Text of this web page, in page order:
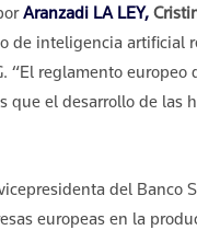
Aranzadi LA LEY,
de inteligencia artificial
“El reglamento
que el desarrollo de las
del Banco
europeas en la